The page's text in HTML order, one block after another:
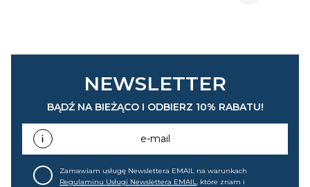
NEWSLETTER
BĄDŹ NA BIEŻĄCO I ODBIERZ 10% RABATU!
e-mail
Zamawiam usługę Newslettera EMAIL na warunkach
Regulaminu Usługi Newslettera EMAIL, które znam i